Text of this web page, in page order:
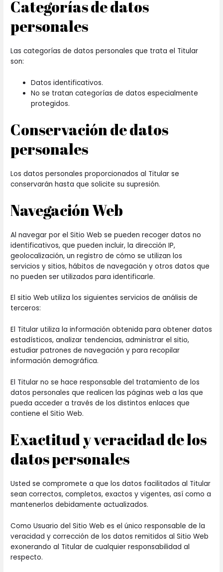
Categorías de datos
personales
Las categorías de datos personales que trata el Titular
son:
Datos identificativos.
No se tratan categorías de datos especialmente
protegidos.
Conservación de datos
personales
Los datos personales proporcionados al Titular se
conservarán hasta que solicite su supresión.
Navegación Web
Al navegar por el Sitio Web se pueden recoger datos no
identificativos, que pueden incluir, la dirección IP,
geolocalización, un registro de cómo se utilizan los
servicios y sitios, hábitos de navegación y otros datos que
no pueden ser utilizados para identificarle.
El sitio Web utiliza los siguientes servicios de análisis de
terceros:
El Titular utiliza la información obtenida para obtener datos
estadísticos, analizar tendencias, administrar el sitio,
estudiar patrones de navegación y para recopilar
información demográfica.
El Titular no se hace responsable del tratamiento de los
datos personales que realicen las páginas web a las que
pueda acceder a través de los distintos enlaces que
contiene el Sitio Web.
Exactitud y veracidad de los
datos personales
Usted se compromete a que los datos facilitados al Titular
sean correctos, completos, exactos y vigentes, así como a
mantenerlos debidamente actualizados.
Como Usuario del Sitio Web es el único responsable de la
veracidad y corrección de los datos remitidos al Sitio Web
exonerando al Titular de cualquier responsabilidad al
respecto.